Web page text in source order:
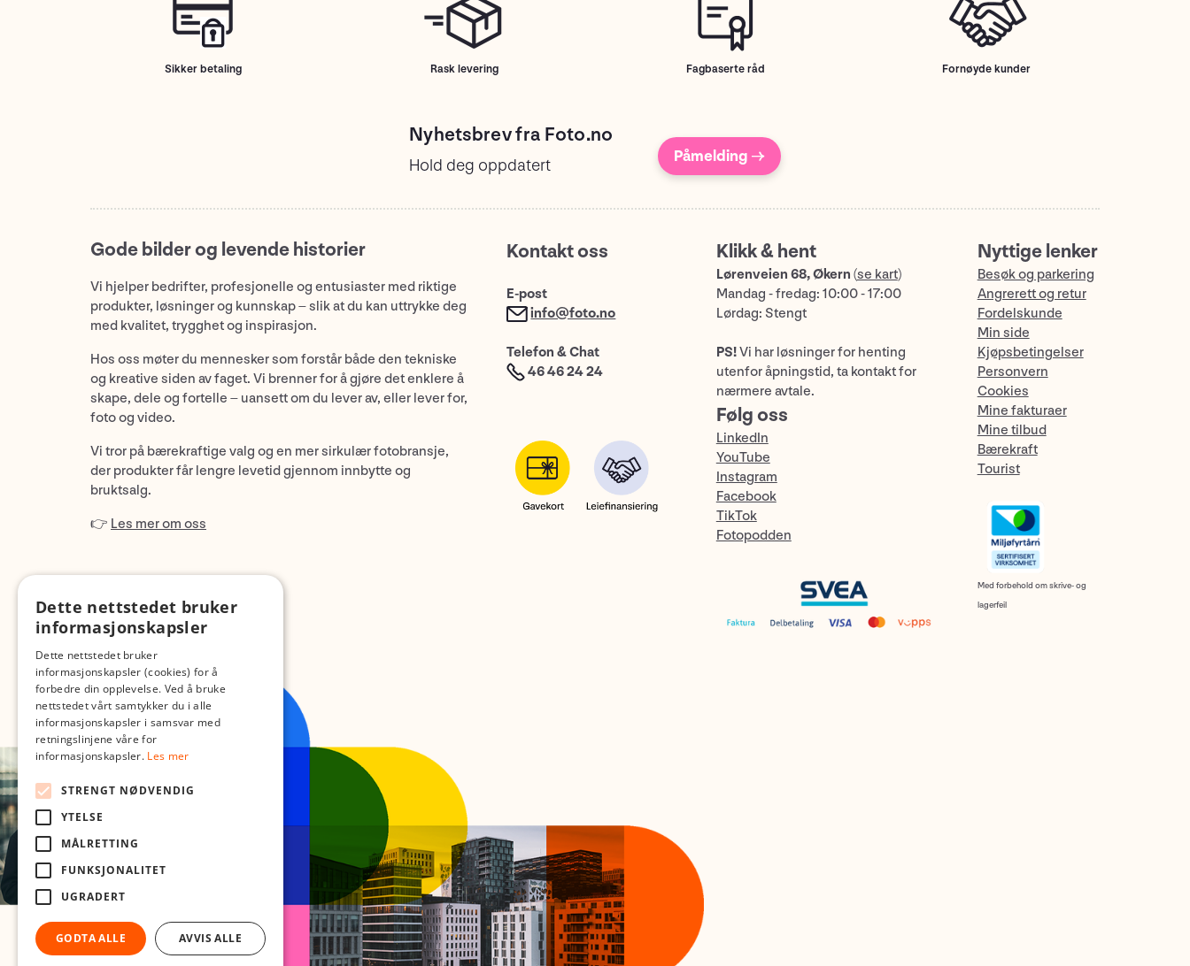
Sikker betaling Rask levering Fagbaserte råd Fornøyde kunder
Nyhetsbrev fra Foto.no
Hold deg oppdatert Påmelding →
Gode bilder og levende historier
Vi hjelper bedrifter, profesjonelle og entusiaster med riktige
produkter, løsninger og kunnskap – slik at du kan uttrykke deg
med kvalitet, trygghet og inspirasjon.
Hos oss møter du mennesker som forstår både den tekniske
og kreative siden av faget. Vi brenner for å gjøre det enklere å
skape, dele og fortelle – uansett om du lever av, eller lever for,
foto og video.
Vi tror på bærekraftige valg og en mer sirkulær fotobransje,
der produkter får lengre levetid gjennom innbytte og
bruktsalg.
👉 Les mer om oss
Kontakt oss
E-post
info@foto.no
Telefon & Chat
46 46 24 24
Klikk & hent
Lørenveien 68, Økern (se kart)
Mandag - fredag: 10:00 - 17:00
Lørdag: Stengt
PS!Vi har løsninger for henting
utenfor åpningstid, ta kontakt for
nærmere avtale.
Følg oss
LinkedIn
YouTube
Instagram
Facebook
TikTok
Fotopodden
Nyttige lenker
Besøk og parkering
Angrerett og retur
Fordelskunde
Min side
Kjøpsbetingelser
Personvern
Cookies
Mine fakturaer
Mine tilbud
Bærekraft
Tourist
Med forbehold om skrive- og
lagerfeil
Dette nettstedet bruker
informasjonskapsler
Dette nettstedet bruker
informasjonskapsler (cookies) for å
forbedre din opplevelse. Ved å bruke
nettstedet vårt samtykker du i alle
informasjonskapsler i samsvar med
retningslinjene våre for
informasjonskapsler. Les mer
STRENGT NØDVENDIG
YTELSE
MÅLRETTING
FUNKSJONALITET
UGRADERT
GODTA ALLE AVVIS ALLE